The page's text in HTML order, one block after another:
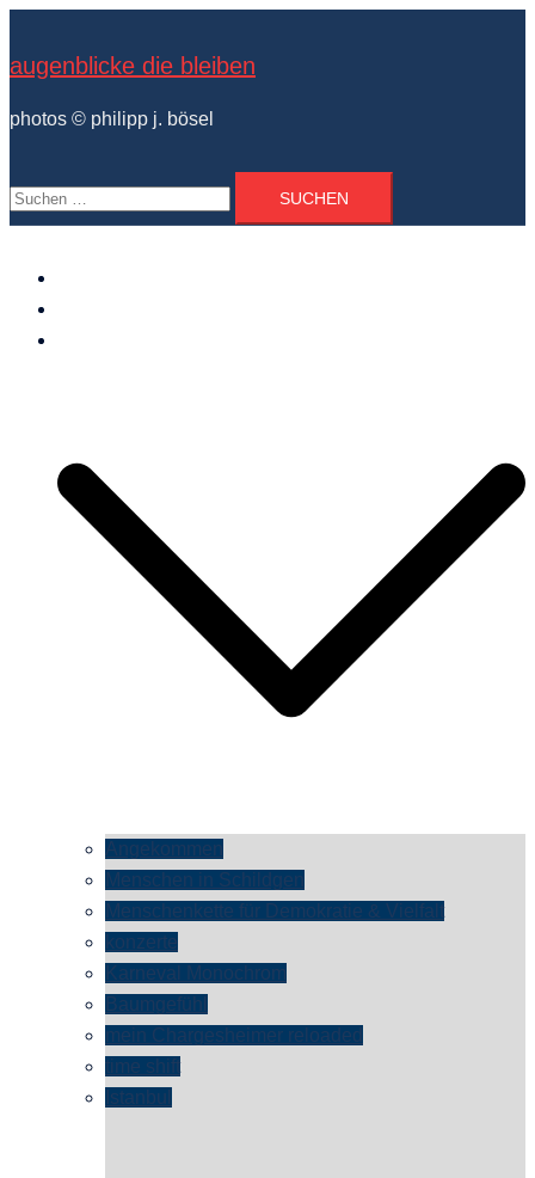
springen
augenblicke die bleiben
photos © philipp j. bösel
Suchen
nach:
Angekommen
Menschen in Schildgen
Menschenkette für Demokratie & Vielfalt
konzerte
Karneval Monochrom
Baumgefühl
mein Chargesheimer reloaded
time shift
Istanbul